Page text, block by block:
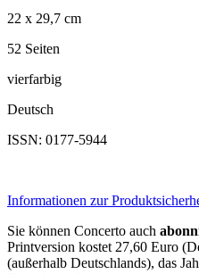
22 x 29,7 cm
52 Seiten
vierfarbig
Deutsch
ISSN: 0177-5944
Informationen zur
Sie können Concerto auch
Printversion kostet 27,60 Euro
(außerhalb Deutschlands), das